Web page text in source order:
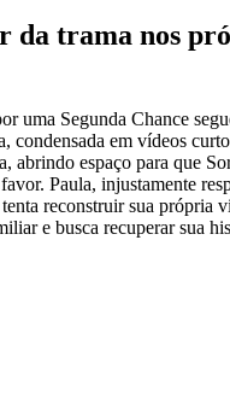
da trama nos
uma Segunda Chance
condensada em vídeos
abrindo espaço para que
Paula, injustamente
reconstruir sua própria
e busca recuperar sua